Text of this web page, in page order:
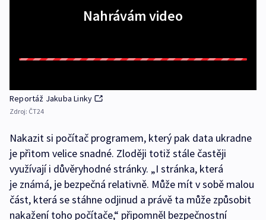
Nahrávám video
Reportáž Jakuba Linky
Zdroj: ČT24
Nakazit si počítač programem, který pak data ukradne
je přitom velice snadné. Zloději totiž stále častěji
využívají i důvěryhodné stránky. „I stránka, která
je známá, je bezpečná relativně. Může mít v sobě malou
část, která se stáhne odjinud a právě ta může způsobit
nakažení toho počítače,“ připomněl bezpečnostní